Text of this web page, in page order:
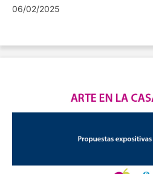
06/02/2025